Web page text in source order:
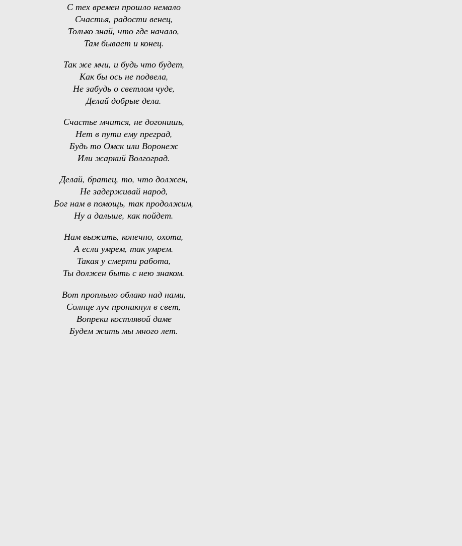
С тех времен прошло немало
Счастья, радости венец,
Только знай, что где начало,
Там бывает и конец.
Так же мчи, и будь что будет,
Как бы ось не подвела,
Не забудь о светлом чуде,
Делай добрые дела.
Счастье мчится, не догонишь,
Нет в пути ему преград,
Будь то Омск или Воронеж
Или жаркий Волгоград.
Делай, братец, то, что должен,
Не задерживай народ,
Бог нам в помощь, так продолжим,
Ну а дальше, как пойдет.
Нам выжить, конечно, охота,
А если умрем, так умрем.
Такая у смерти работа,
Ты должен быть с нею знаком.
Вот проплыло облако над нами,
Солнце луч проникнул в свет,
Вопреки костлявой даме
Будем жить мы много лет.